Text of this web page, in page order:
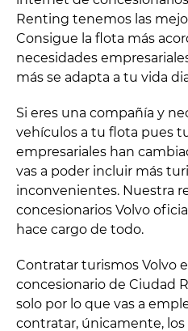
Renting tenemos las
Consigue la flota más
necesidades
más se adapta a tu vida
Si eres una compañía y
vehículos a tu flota pues
empresariales han
vas a poder incluir más
inconvenientes. Nuestra
concesionarios Volvo
hace cargo de todo.
Contratar turismos Volvo
concesionario de Ciudad
solo por lo que vas a
contratar, únicamente,